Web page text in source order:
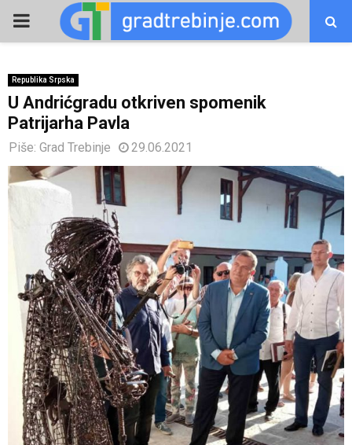
PRIMARY
Republika Srpska
U Andrićgradu otkriven spomenik
Patrijarha Pavla
Piše: Grad Trebinje 29.06.2021